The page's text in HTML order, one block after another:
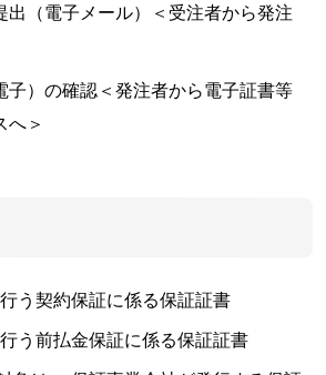
出（電子メール）＜受注者から発注
子）の確認＜発注者から電子証書等
へ＞
う契約保証に係る保証証書
う前払金保証に係る保証証書